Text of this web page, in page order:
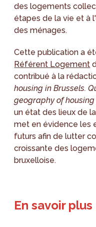
des logements
étapes de la vie et à
des ménages.
Cette publication a
Référent Logement
contribué à la
housing in Brussels.
geography of
un état des lieux de
met en évidence les
futurs afin de lutter
croissante des
bruxelloise.
En savoir plus